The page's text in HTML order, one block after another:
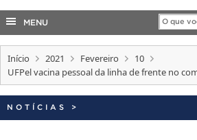
CONCURSOS
EDITAIS
INTERNACIONAL
MENU
Início 2021 Fevereiro
10
UFPel vacina pessoal da linha de frente no
NOTÍCIAS >